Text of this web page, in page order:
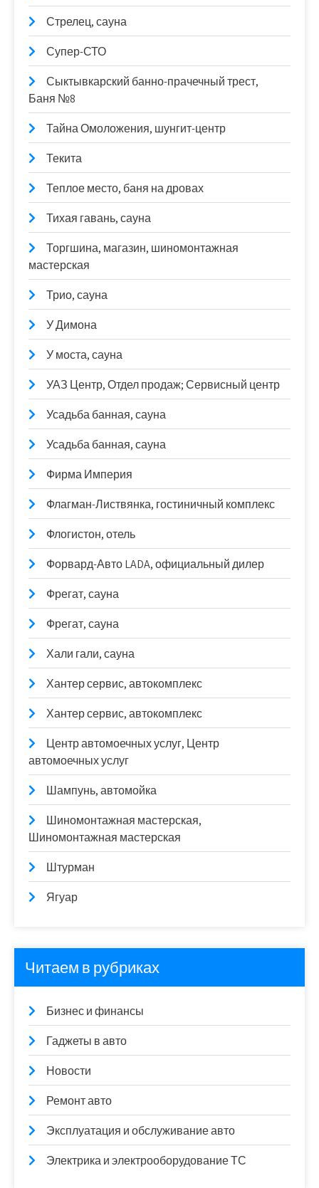
Стрелец, сауна
Супер-СТО
Сыктывкарский банно-прачечный трест,
Баня №8
Тайна Омоложения, шунгит-центр
Текита
Теплое место, баня на дровах
Тихая гавань, сауна
Торгшина, магазин, шиномонтажная
мастерская
Трио, сауна
У Димона
У моста, сауна
УАЗ Центр, Отдел продаж; Сервисный центр
Усадьба банная, сауна
Усадьба банная, сауна
Фирма Империя
Флагман-Листвянка, гостиничный комплекс
Флогистон, отель
Форвард-Авто LADA, официальный дилер
Фрегат, сауна
Фрегат, сауна
Хали гали, сауна
Хантер сервис, автокомплекс
Хантер сервис, автокомплекс
Центр автомоечных услуг, Центр
автомоечных услуг
Шампунь, автомойка
Шиномонтажная мастерская,
Шиномонтажная мастерская
Штурман
Ягуар
Читаем в рубриках
Бизнес и финансы
Гаджеты в авто
Новости
Ремонт авто
Эксплуатация и обслуживание авто
Электрика и электрооборудование ТС